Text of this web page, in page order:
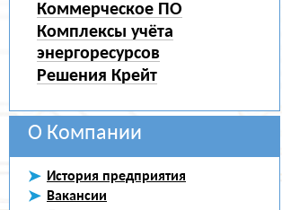
Коммерческое ПО
Комплексы учёта
энергоресурсов
Решения Крейт
О Компании
История предприятия
Вакансии